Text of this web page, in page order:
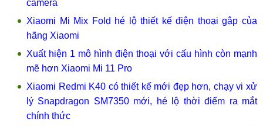
camera
Xiaomi Mi Mix Fold hé lộ thiết kế điện thoại gập của
hãng Xiaomi
Xuất hiện 1 mô hình điện thoại với cấu hình còn mạnh
mẽ hơn Xiaomi Mi 11 Pro
Xiaomi Redmi K40 có thiết kế mới đẹp hơn, chạy vi xử
lý Snapdragon SM7350 mới, hé lộ thời điểm ra mắt
chính thức